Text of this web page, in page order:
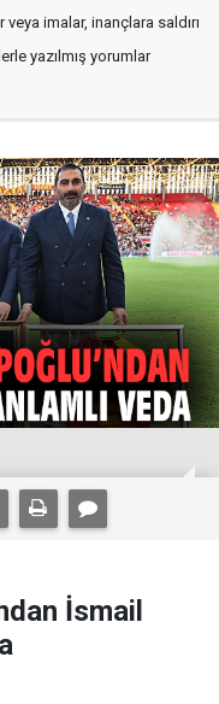
imalar, inançlara saldırı
yazılmış yorumlar
İsmail